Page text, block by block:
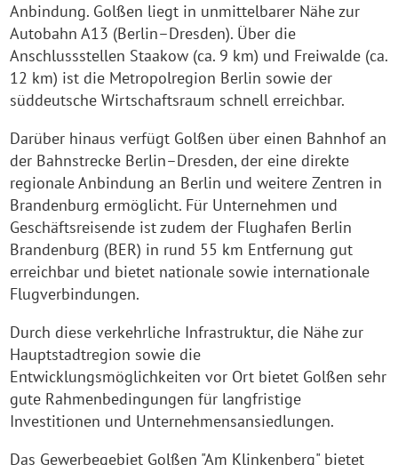
Anbindung. Golßen liegt in unmittelbarer Nähe zur
Autobahn A13 (Berlin–Dresden). Über die
Anschlussstellen Staakow (ca. 9 km) und Freiwalde (ca.
12 km) ist die Metropolregion Berlin sowie der
süddeutsche Wirtschaftsraum schnell erreichbar.
Darüber hinaus verfügt Golßen über einen Bahnhof an
der Bahnstrecke Berlin–Dresden, der eine direkte
regionale Anbindung an Berlin und weitere Zentren in
Brandenburg ermöglicht. Für Unternehmen und
Geschäftsreisende ist zudem der Flughafen Berlin
Brandenburg (BER) in rund 55 km Entfernung gut
erreichbar und bietet nationale sowie internationale
Flugverbindungen.
Durch diese verkehrliche Infrastruktur, die Nähe zur
Hauptstadtregion sowie die
Entwicklungsmöglichkeiten vor Ort bietet Golßen sehr
gute Rahmenbedingungen für langfristige
Investitionen und Unternehmensansiedlungen.
Das Gewerbegebiet Golßen "Am Klinkenberg" bietet